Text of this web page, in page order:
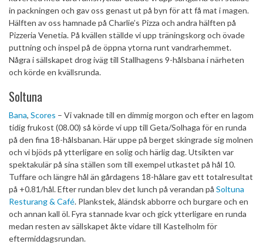
in packningen och gav oss genast ut på byn för att få mat i magen.
Hälften av oss hamnade på Charlie’s Pizza och andra hälften på
Pizzeria Venetia. På kvällen ställde vi upp träningskorg och övade
puttning och inspel på de öppna ytorna runt vandrarhemmet.
Några i sällskapet drog iväg till Stallhagens 9-hålsbana i närheten
och körde en kvällsrunda.
Soltuna
Bana, Scores – Vi vaknade till en dimmig morgon och efter en lagom
tidig frukost (08.00) så körde vi upp till Geta/Solhaga för en runda
på den fina 18-hålsbanan. Här uppe på berget skingrade sig molnen
och vi bjöds på ytterligare en solig och härlig dag. Utsikten var
spektakulär på sina ställen som till exempel utkastet på hål 10.
Tuffare och längre hål än gårdagens 18-hålare gav ett totalresultat
på +0.81/hål. Efter rundan blev det lunch på verandan på Soltuna
Resturang & Café. Plankstek, åländsk abborre och burgare och en
och annan kall öl. Fyra stannade kvar och gick ytterligare en runda
medan resten av sällskapet åkte vidare till Kastelholm för
eftermiddagsrundan.